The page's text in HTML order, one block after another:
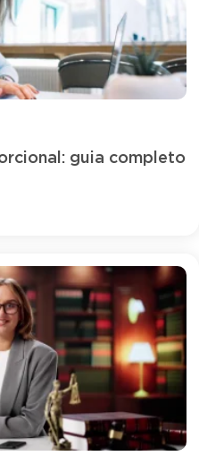
guia completo